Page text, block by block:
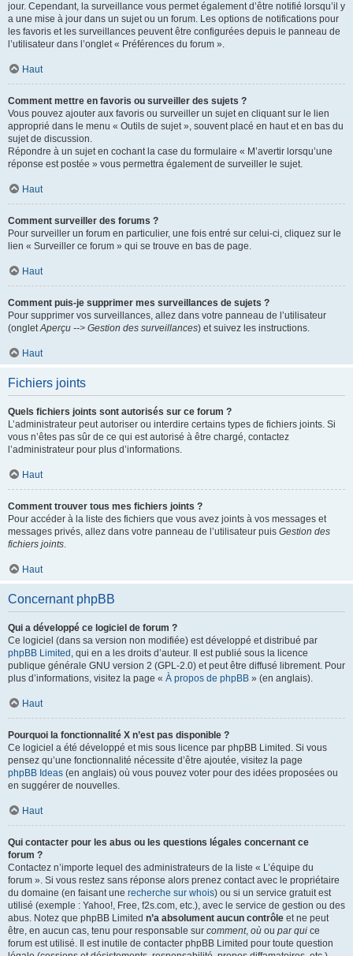
jour. Cependant, la surveillance vous permet également d’être notifié lorsqu’il y
a une mise à jour dans un sujet ou un forum. Les options de notifications pour
les favoris et les surveillances peuvent être configurées depuis le panneau de
l’utilisateur dans l’onglet « Préférences du forum ».
Haut
Comment mettre en favoris ou surveiller des sujets ?
Vous pouvez ajouter aux favoris ou surveiller un sujet en cliquant sur le lien
approprié dans le menu « Outils de sujet », souvent placé en haut et en bas du
sujet de discussion.
Répondre à un sujet en cochant la case du formulaire « M’avertir lorsqu’une
réponse est postée » vous permettra également de surveiller le sujet.
Haut
Comment surveiller des forums ?
Pour surveiller un forum en particulier, une fois entré sur celui-ci, cliquez sur le
lien « Surveiller ce forum » qui se trouve en bas de page.
Haut
Comment puis-je supprimer mes surveillances de sujets ?
Pour supprimer vos surveillances, allez dans votre panneau de l’utilisateur
(ongletAperçu --> Gestion des surveillances) et suivez les instructions.
Haut
Fichiers joints
Quels fichiers joints sont autorisés sur ce forum ?
L’administrateur peut autoriser ou interdire certains types de fichiers joints. Si
vous n’êtes pas sûr de ce qui est autorisé à être chargé, contactez
l’administrateur pour plus d’informations.
Haut
Comment trouver tous mes fichiers joints ?
Pour accéder à la liste des fichiers que vous avez joints à vos messages et
messages privés, allez dans votre panneau de l’utilisateur puis Gestion des
fichiers joints.
Haut
Concernant phpBB
Qui a développé ce logiciel de forum ?
Ce logiciel (dans sa version non modifiée) est développé et distribué par
phpBB Limited , qui en a les droits d’auteur. Il est publié sous la licence
publique générale GNU version 2 (GPL-2.0) et peut être diffusé librement. Pour
plus d’informations, visitez la page « À propos de phpBB » (en anglais).
Haut
Pourquoi la fonctionnalité X n’est pas disponible ?
Ce logiciel a été développé et mis sous licence par phpBB Limited. Si vous
pensez qu’une fonctionnalité nécessite d’être ajoutée, visitez la page
phpBB Ideas (en anglais) où vous pouvez voter pour des idées proposées ou
en suggérer de nouvelles.
Haut
Qui contacter pour les abus ou les questions légales concernant ce
forum ?
Contactez n’importe lequel des administrateurs de la liste « L’équipe du
forum ». Si vous restez sans réponse alors prenez contact avec le propriétaire
du domaine (en faisant une recherche sur whois) ou si un service gratuit est
utilisé (exemple : Yahoo!, Free, f2s.com, etc.), avec le service de gestion ou des
abus. Notez que phpBB Limited n’a absolument aucun contrôle et ne peut
être, en aucun cas, tenu pour responsable sur comment, où ou par qui ce
forum est utilisé. Il est inutile de contacter phpBB Limited pour toute question